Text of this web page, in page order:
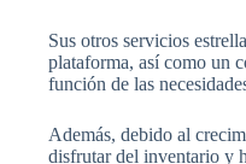
Sus otros servicios
plataforma, así como un
función de las
Además, debido al
disfrutar del inventario y